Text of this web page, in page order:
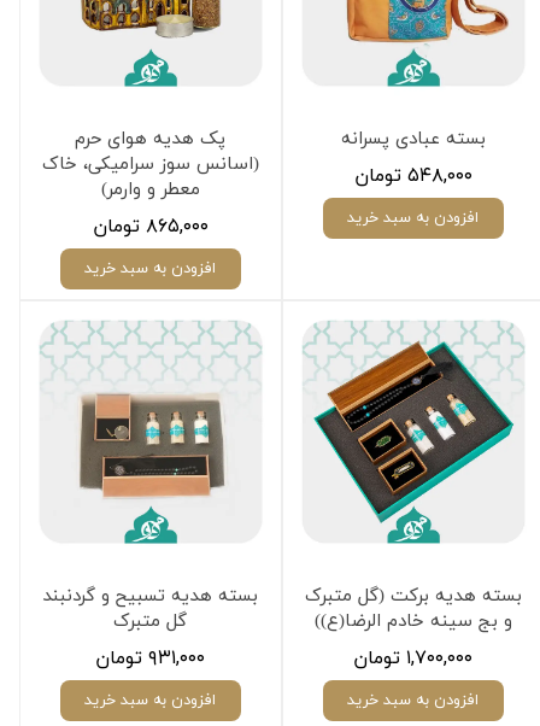
بسته عبادی پسرانه
۵۴۸,۰۰۰ تومان
افزودن به سبد خرید
پک هدیه هوای حرم
(اسانس سوز سرامیکی، خاک
معطر و وارمر)
۸۶۵,۰۰۰ تومان
افزودن به سبد خرید
بسته هدیه برکت (گل متبرک
و بج سینه خادم الرضا(ع))
۱,۷۰۰,۰۰۰ تومان
افزودن به سبد خرید
بسته هدیه تسبیح و گردنبند
گل متبرک
۹۳۱,۰۰۰ تومان
افزودن به سبد خرید